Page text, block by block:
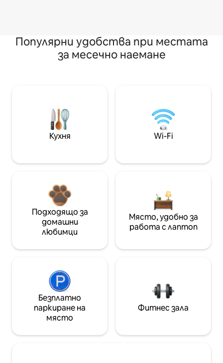
Популярни удобства при местата
за месечно наемане
Кухня Wi-Fi
Подходящо за
домашни
любимци
Място, удобно за
работа с лаптоп
Безплатно
паркиране на
място
Фитнес зала